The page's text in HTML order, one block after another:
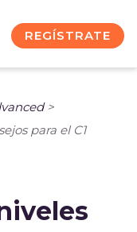
REGÍSTRATE
>
para el C1